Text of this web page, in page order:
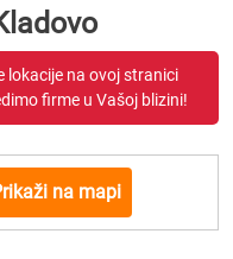
lokacije na ovoj stranici
firme u Vašoj blizini!
na mapi